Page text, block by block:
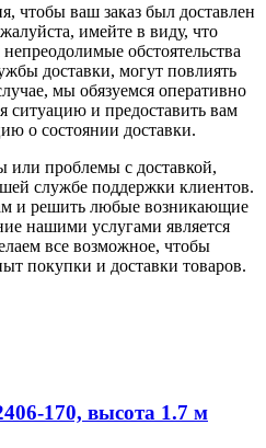
чтобы ваш заказ был доставлен
имейте в виду, что
обстоятельства
доставки, могут повлиять
мы обязуемся оперативно
ситуацию и предоставить вам
о состоянии доставки.
или проблемы с доставкой,
службе поддержки клиентов.
и решить любые возникающие
нашими услугами является
все возможное, чтобы
покупки и доставки товаров.
170, высота 1.7 м